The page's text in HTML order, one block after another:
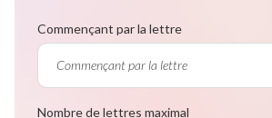
Commençant par la lettre
Nombre de lettres maximal